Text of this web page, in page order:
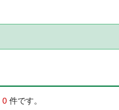
0 件です。